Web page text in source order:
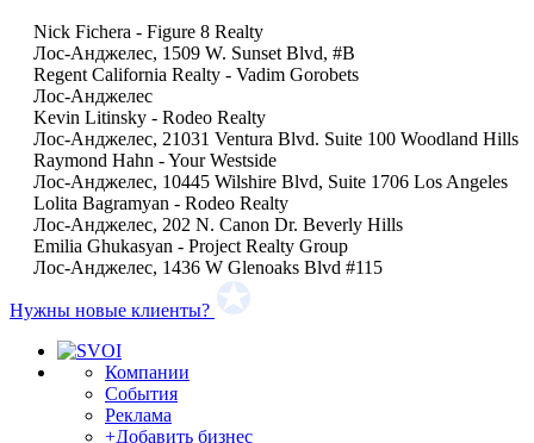
Nick Fichera - Figure 8 Realty
Лос-Анджелес, 1509 W. Sunset Blvd, #B
Regent California Realty - Vadim Gorobets
Лос-Анджелес
Kevin Litinsky - Rodeo Realty
Лос-Анджелес, 21031 Ventura Blvd. Suite 100 Woodland Hills
Raymond Hahn - Your Westside
Лос-Анджелес, 10445 Wilshire Blvd, Suite 1706 Los Angeles
Lolita Bagramyan - Rodeo Realty
Лос-Анджелес, 202 N. Canon Dr. Beverly Hills
Emilia Ghukasyan - Project Realty Group
Лос-Анджелес, 1436 W Glenoaks Blvd #115
Нужны новые клиенты?
Компании
События
Реклама
+Добавить бизнес